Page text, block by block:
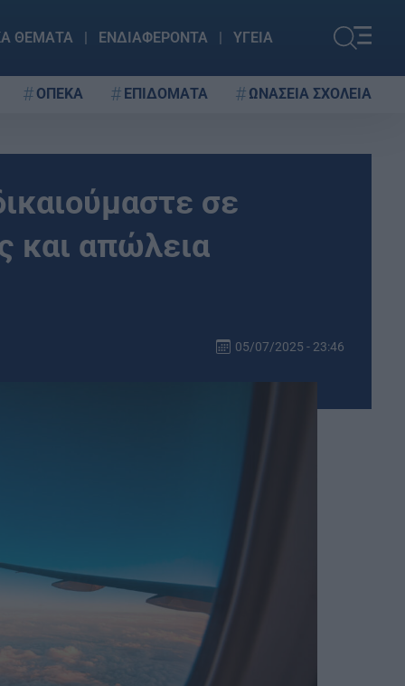
ΘΕΜΑΤΑ ΕΝΔΙΑΦΕΡΟΝΤΑ ΥΓΕΙΑ
ΟΠΕΚΑ ΕΠΙΔΟΜΑΤΑ ΩΝΑΣΕΙΑ ΣΧΟΛΕΙΑ
σε
και απώλεια
05/07/2025 - 23:46